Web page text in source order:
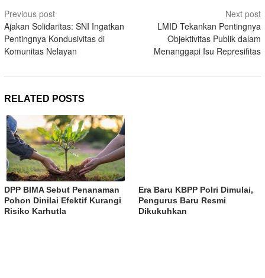
Post
navigation
Previous post
Ajakan Solidaritas: SNI Ingatkan
Pentingnya Kondusivitas di
Komunitas Nelayan
Next post
LMID Tekankan Pentingnya
Objektivitas Publik dalam
Menanggapi Isu Represifitas
RELATED POSTS
DPP BIMA Sebut Penanaman
Pohon Dinilai Efektif Kurangi
Risiko Karhutla
Era Baru KBPP Polri Dimulai,
Pengurus Baru Resmi
Dikukuhkan